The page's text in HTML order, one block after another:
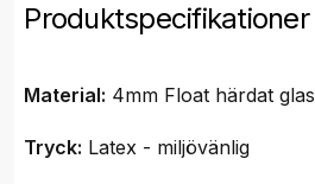
Produktspecifikationer
Material: 4mm Float härdat glas
Tryck: Latex - miljövänlig